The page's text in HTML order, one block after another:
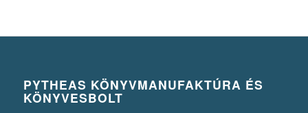
PYTHEAS KÖNYVMANUFAKTÚRA ÉS
KÖNYVESBOLT